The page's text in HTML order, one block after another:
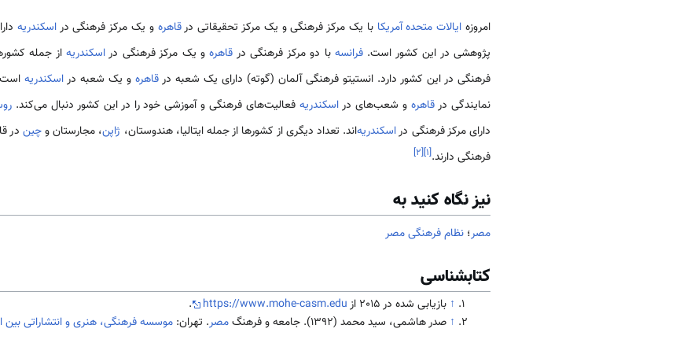
امروزه ایالات متحده آمریکا با یک مرکز فرهنگی و یک مرکز تحقیقاتی درقاهره و یک مرکز فرهنگی دراسکندریه
پژوهشی در این کشور است.فرانسه با دو مرکز فرهنگی در قاهرهو یک مرکز فرهنگی دراسکندریه از جمله
فرهنگی در این کشور دارد. انستیتو فرهنگی آلمان (گوته) دارای یک شعبه درقاهره و یک شعبه دراسکندریه
نمایندگی درقاهرهو شعب‌ه­ای دراسکندریهفعالیت­‌های فرهنگی و آموزشی خود را در این کشور دنبال می­‌کند.
دارای مرکز فرهنگی دراسکندریه­‌اند. تعداد دیگری از کشورها از جمله ایتالیا، هندوستان، ژاپن، مجارستان وچین در
فرهنگی دارند.[۱]
[۲]
نیز نگاه کنید به
مصر؛ نظام فرهنگی مصر
کتابشناسی
↑ بازیابی شده در 2015 از https://www.mohe-casm.edu
.
↑ صدر هاشمی، سید محمد (1392). جامعه و فرهنگ مصر. تهران: موسسه فرهنگی، هنری و انتشاراتی بین